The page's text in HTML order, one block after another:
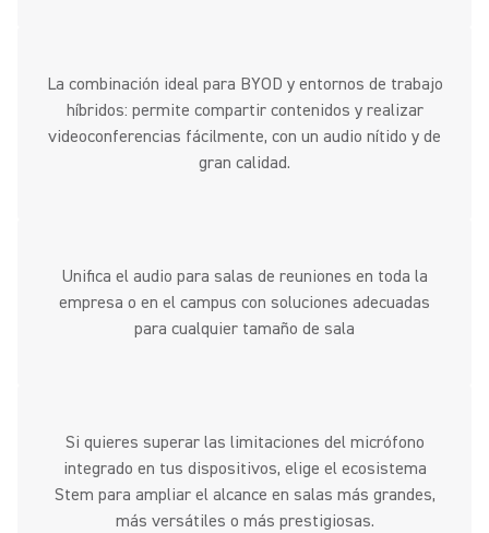
La combinación ideal para BYOD y entornos de trabajo
híbridos: permite compartir contenidos y realizar
videoconferencias fácilmente, con un audio nítido y de
gran calidad.
Unifica el audio para salas de reuniones en toda la
empresa o en el campus con soluciones adecuadas
para cualquier tamaño de sala
Si quieres superar las limitaciones del micrófono
integrado en tus dispositivos, elige el ecosistema
Stem para ampliar el alcance en salas más grandes,
más versátiles o más prestigiosas.